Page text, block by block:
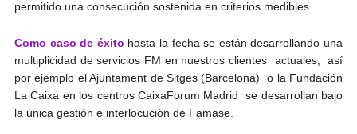
permitido una consecución sostenida en criterios medibles.
Como caso de éxito hasta la fecha se están desarrollando una
multiplicidad de servicios FM en nuestros clientes actuales, así
por ejemplo el Ajuntament de Sitges (Barcelona) o la Fundación
La Caixa en los centros CaixaForum Madrid se desarrollan bajo
la única gestión e interlocución de Famase.